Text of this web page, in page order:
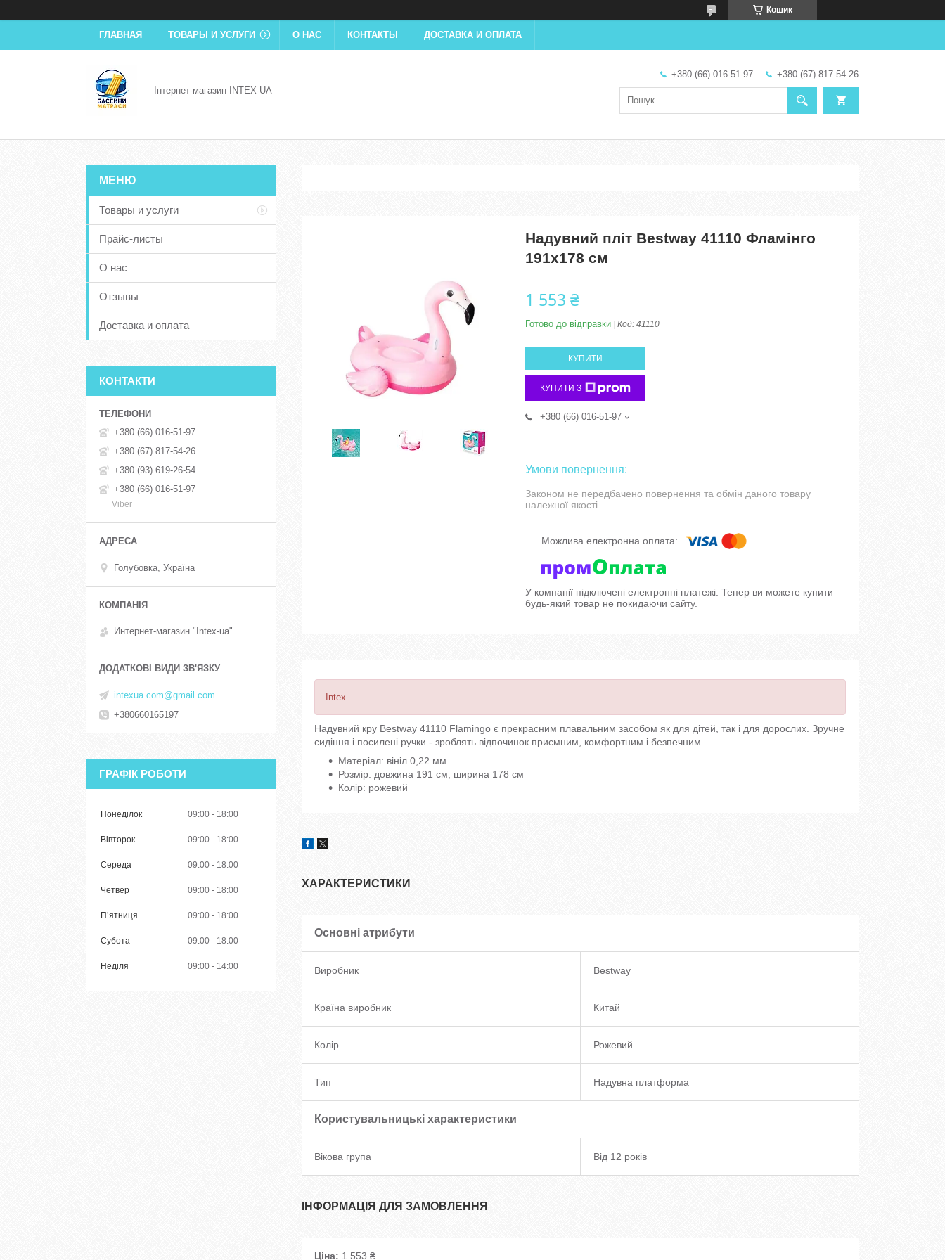
Кошик
ГЛАВНАЯ ТОВАРЫ И УСЛУГИ О НАС КОНТАКТЫ ДОСТАВКА И ОПЛАТА
Інтернет-магазин INTEX-UA
+380 (66) 016-51-97 +380 (67) 817-54-26
Надувний пліт Bestway 41110 Фламінго
191х178 см
1 553 ₴
Готово до відправки Код: 41110
КУПИТИ
КУПИТИ З
+380 (66) 016-51-97
Законом не передбачено повернення та обмін даного товару
належної якості
У компанії підключені електронні платежі. Тепер ви можете купити
будь-який товар не покидаючи сайту.
Intex
Надувний кру Bestway 41110 Flamingo є прекрасним плавальним засобом як для дітей, так і для дорослих. Зручне
сидіння і посилені ручки - зроблять відпочинок приємним, комфортним і безпечним.
Матеріал: вініл 0,22 мм
Розмір: довжина 191 см, ширина 178 см
Колір: рожевий
ХАРАКТЕРИСТИКИ
Основні атрибути
Виробник Bestway
Країна виробник Китай
Колір Рожевий
Тип Надувна платформа
Користувальницькі характеристики
Вікова група Від 12 років
ІНФОРМАЦІЯ ДЛЯ ЗАМОВЛЕННЯ
Ціна: 1 553 ₴
Товары и услуги
Прайс-листы
О нас
Отзывы
Доставка и оплата
КОНТАКТИ
+380 (66) 016-51-97
+380 (67) 817-54-26
+380 (93) 619-26-54
+380 (66) 016-51-97
Viber
Голубовка, Україна
Интернет-магазин "Intex-ua"
intexua.com@gmail.com
+380660165197
ГРАФІК РОБОТИ
Понеділок 09:00 18:00
Вівторок 09:00 18:00
Середа 09:00 18:00
Четвер 09:00 18:00
Пʼятниця 09:00 18:00
Субота 09:00 18:00
Неділя 09:00 14:00